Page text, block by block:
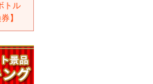
トル
】